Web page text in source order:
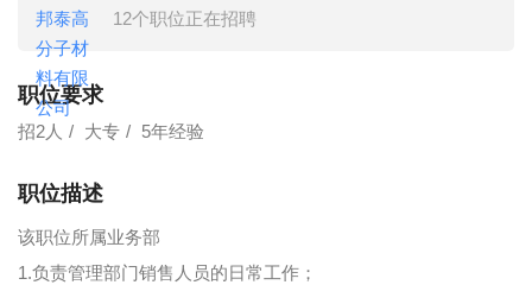
12个职位正在招聘
职位要求
招2人 大专 5年经验
职位描述
该职位所属业务部
1.负责管理部门销售人员的日常工作；